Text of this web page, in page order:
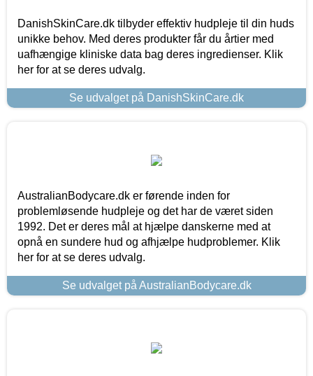
DanishSkinCare.dk tilbyder effektiv hudpleje til din huds
unikke behov. Med deres produkter får du årtier med
uafhængige kliniske data bag deres ingredienser. Klik
her for at se deres udvalg.
Se udvalget på DanishSkinCare.dk
AustralianBodycare.dk er førende inden for
problemløsende hudpleje og det har de været siden
1992. Det er deres mål at hjælpe danskerne med at
opnå en sundere hud og afhjælpe hudproblemer. Klik
her for at se deres udvalg.
Se udvalget på AustralianBodycare.dk